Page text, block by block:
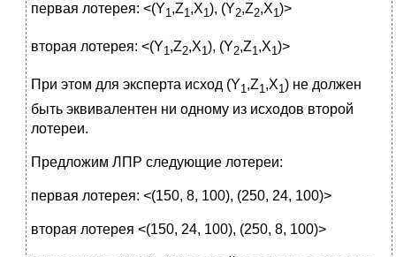
первая лотерея: <(Y1,Z1,X1), (Y2,Z2,X1)>
вторая лотерея: <(Y1,Z2,X1), (Y2,Z1,X1)>
При этом для эксперта исход (Y1,Z1,X1) не должен
быть эквивалентен ни одному из исходов второй
лотереи.
Предложим ЛПР следующие лотереи:
первая лотерея: <(150, 8, 100), (250, 24, 100)>
вторая лотерея <(150, 24, 100), (250, 8, 100)>